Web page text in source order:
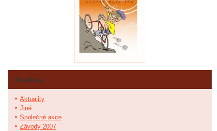
Fotoalbum
Aktuality
Jiné
Společné akce
Závody 2007